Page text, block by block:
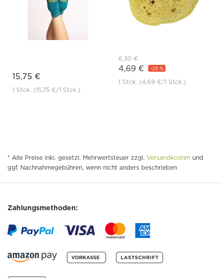
15,75 €
1 Stck. (15,75 €/1 Stck.)
6,30 €
4,69 € -25 %
1 Stck. (4,69 €/1 Stck.)
* Alle Preise inkl. gesetzl. Mehrwertsteuer zzgl. Versandkosten und
ggf. Nachnahmegebühren, wenn nicht anders beschrieben
Zahlungsmethoden: